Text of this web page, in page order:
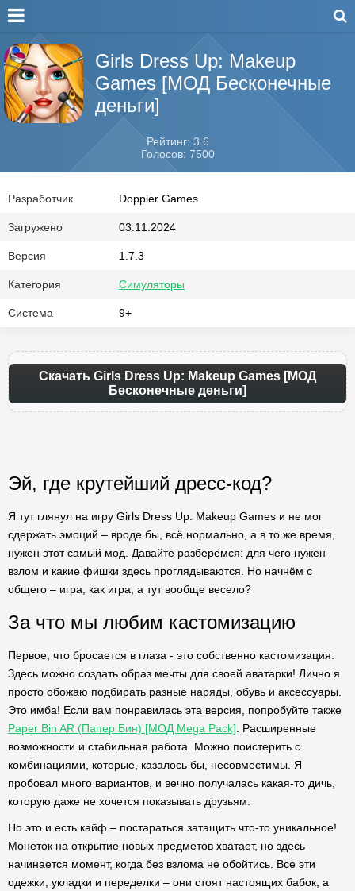
Girls Dress Up: Makeup
Games [МОД Бесконечные
деньги]
Рейтинг: 3.6
Голосов: 7500
Разработчик Doppler Games
Загружено 03.11.2024
Версия 1.7.3
Категория Симуляторы
Система 9+
Скачать Girls Dress Up: Makeup Games [МОД
Бесконечные деньги]
Эй, где крутейший дресс-код?
Я тут глянул на игру Girls Dress Up: Makeup Games и не мог
сдержать эмоций – вроде бы, всё нормально, а в то же время,
нужен этот самый мод. Давайте разберёмся: для чего нужен
взлом и какие фишки здесь проглядываются. Но начнём с
общего – игра, как игра, а тут вообще весело?
За что мы любим кастомизацию
Первое, что бросается в глаза - это собственно кастомизация.
Здесь можно создать образ мечты для своей аватарки! Лично я
просто обожаю подбирать разные наряды, обувь и аксессуары.
Это имба! Если вам понравилась эта версия, попробуйте также
Paper Bin AR (Папер Бин) [МОД Mega Pack] . Расширенные
возможности и стабильная работа. Можно поистерить с
комбинациями, которые, казалось бы, несовместимы. Я
пробовал много вариантов, и вечно получалась какая-то дичь,
которую даже не хочется показывать друзьям.
Но это и есть кайф – постараться затащить что-то уникальное!
Монеток на открытие новых предметов хватает, но здесь
начинается момент, когда без взлома не обойтись. Все эти
одежки, укладки и переделки – они стоят настоящих бабок, а